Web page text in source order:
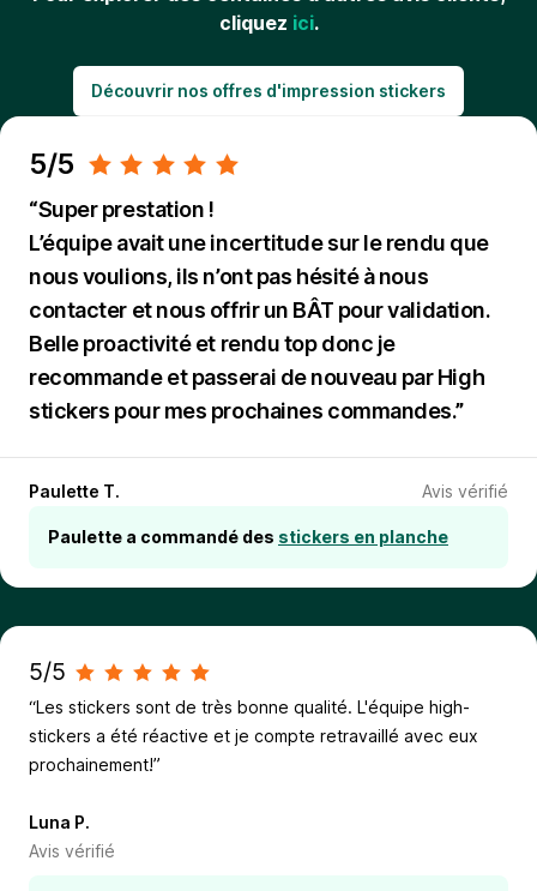
cliquez ici.
Découvrir nos offres d'impression stickers
5/5
“Super prestation !
L’équipe avait une incertitude sur le rendu que
nous voulions, ils n’ont pas hésité à nous
contacter et nous offrir un BÂT pour validation.
Belle proactivité et rendu top donc je
recommande et passerai de nouveau par High
stickers pour mes prochaines commandes.”
Paulette T. Avis vérifié
Paulette a commandé des stickers en planche
5/5
“Les stickers sont de très bonne qualité. L'équipe high-
stickers a été réactive et je compte retravaillé avec eux
prochainement!”
Luna P.
Avis vérifié